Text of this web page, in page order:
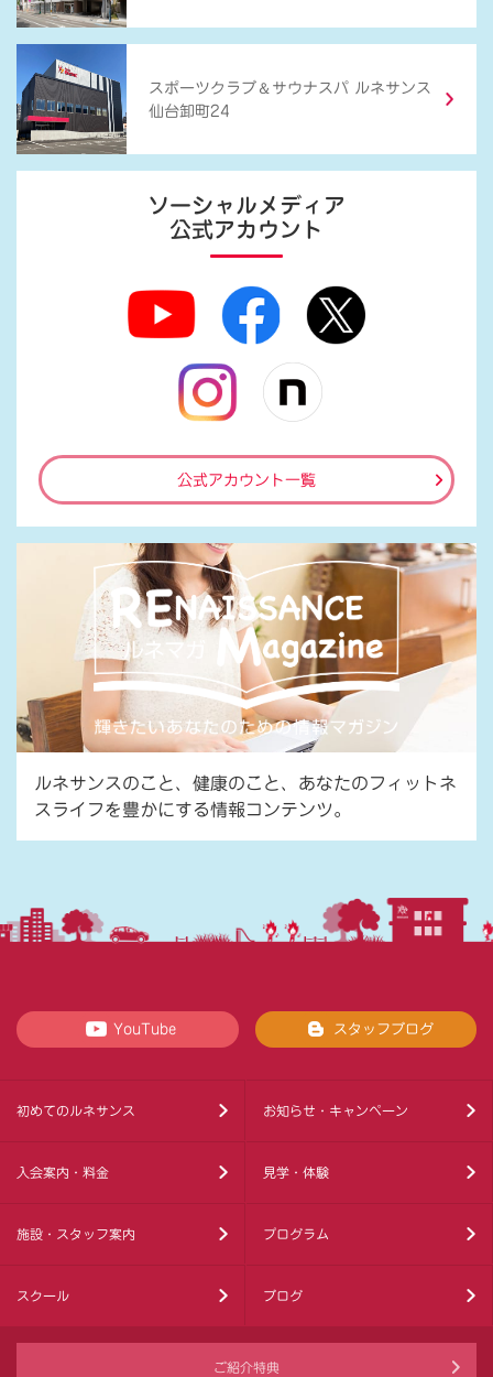
スポーツクラブ ＆ サウナスパ ルネサンス
仙台卸町24
ソーシャルメディア
公式アカウント
公式アカウント一覧
ルネサンスのこと、健康のこと、あなたのフィットネ
スライフを豊かにする情報コンテンツ。
YouTube スタッフブログ
初めてのルネサンス お知らせ・キャンペーン
入会案内・料金 見学・体験
施設・スタッフ案内 プログラム
スクール ブログ
ご紹介特典